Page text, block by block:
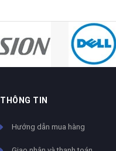
THÔNG TIN
Hướng dẫn mua hàng